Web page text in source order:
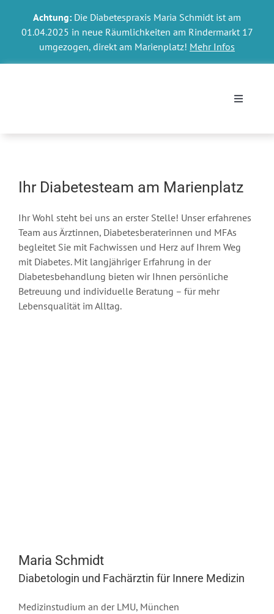
content
Achtung: Die Diabetespraxis Maria Schmidt ist am
01.04.2025 in neue Räumlichkeiten am Rindermarkt 17
umgezogen, direkt am Marienplatz! Mehr Infos
Toggle
Kontakt
Ihr Diabetesteam am Marienplatz
Ihr Wohl steht bei uns an erster Stelle! Unser erfahrenes
Team aus Ärztinnen, Diabetesberaterinnen und MFAs
begleitet Sie mit Fachwissen und Herz auf Ihrem Weg
mit Diabetes. Mit langjähriger Erfahrung in der
Diabetesbehandlung bieten wir Ihnen persönliche
Betreuung und individuelle Beratung – für mehr
Lebensqualität im Alltag.
Maria Schmidt
Diabetologin und Fachärztin für Innere Medizin
Medizinstudium an der LMU, München